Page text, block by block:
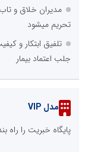
مدیران خلاق و
تحریم میشود
تلفیق ابتکار و
جلب اعتماد بیمار
مدل VIP
پایگاه خبریت را راه